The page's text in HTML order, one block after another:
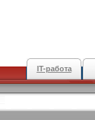
IT-работа